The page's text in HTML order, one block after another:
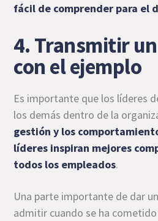
fácil de comprender para el
4. Transmitir
con el ejemplo
Es importante que los líderes
los demás dentro de la
gestión y los
líderes inspiran mejores
todos los empleados.
Una parte importante de dar
admitir cuando se ha